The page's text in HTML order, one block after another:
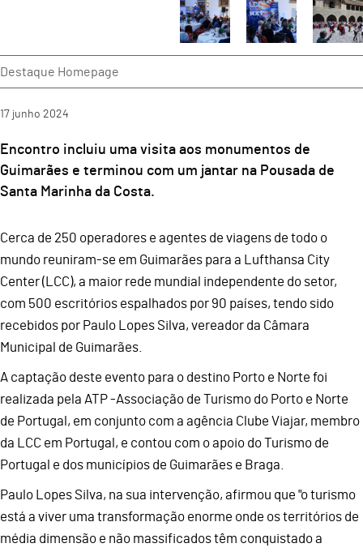
Destaque Homepage
17 junho 2024
Encontro incluiu uma visita aos monumentos de
Guimarães e terminou com um jantar na Pousada de
Santa Marinha da Costa.
Cerca de 250 operadores e agentes de viagens de todo o
mundo reuniram-se em Guimarães para a Lufthansa City
Center (LCC), a maior rede mundial independente do setor,
com 500 escritórios espalhados por 90 países, tendo sido
recebidos por Paulo Lopes Silva, vereador da Câmara
Municipal de Guimarães.
A captação deste evento para o destino Porto e Norte foi
realizada pela ATP -Associação de Turismo do Porto e Norte
de Portugal, em conjunto com a agência Clube Viajar, membro
da LCC em Portugal, e contou com o apoio do Turismo de
Portugal e dos municípios de Guimarães e Braga.
Paulo Lopes Silva, na sua intervenção, afirmou que "o turismo
está a viver uma transformação enorme onde os territórios de
média dimensão e não massificados têm conquistado a